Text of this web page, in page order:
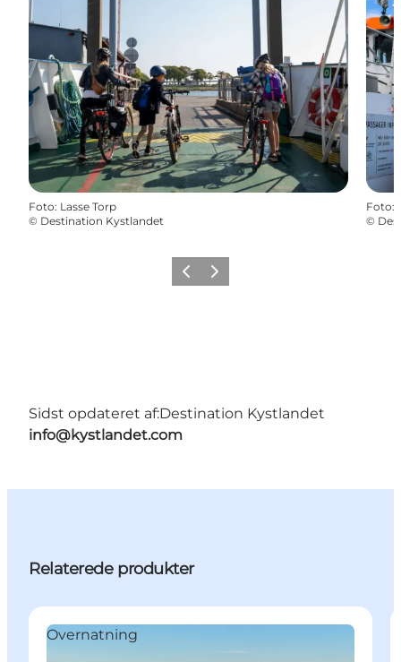
Foto: Lasse Torp
© Destination Kystlandet
Foto:
©
ForrigeNæste
Sidst opdateret af:Destination Kystlandet
info@kystlandet.com
Relaterede produkter
Overnatning